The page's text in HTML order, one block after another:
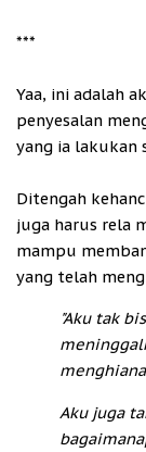
***
Yaa, ini adalah
penyesalan
yang ia lakukan
Ditengah
juga harus rela
mampu
yang telah
"Aku tak
Aku juga